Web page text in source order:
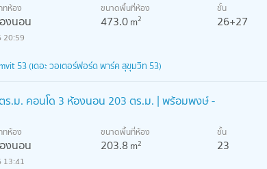
ทห้อง
งนอน
ขนาดพื้นที่ห้อง
473.0m2
ชั้น
26+27
20:59
53 (เดอะ วอเตอร์ฟอร์ด พาร์ค สุขุมวิท 53)
.ม. คอนโด 3 ห้องนอน 203 ตร.ม. | พร้อมพงษ์ -
ทห้อง
งนอน
ขนาดพื้นที่ห้อง
203.8 m2
ชั้น
23
13:41